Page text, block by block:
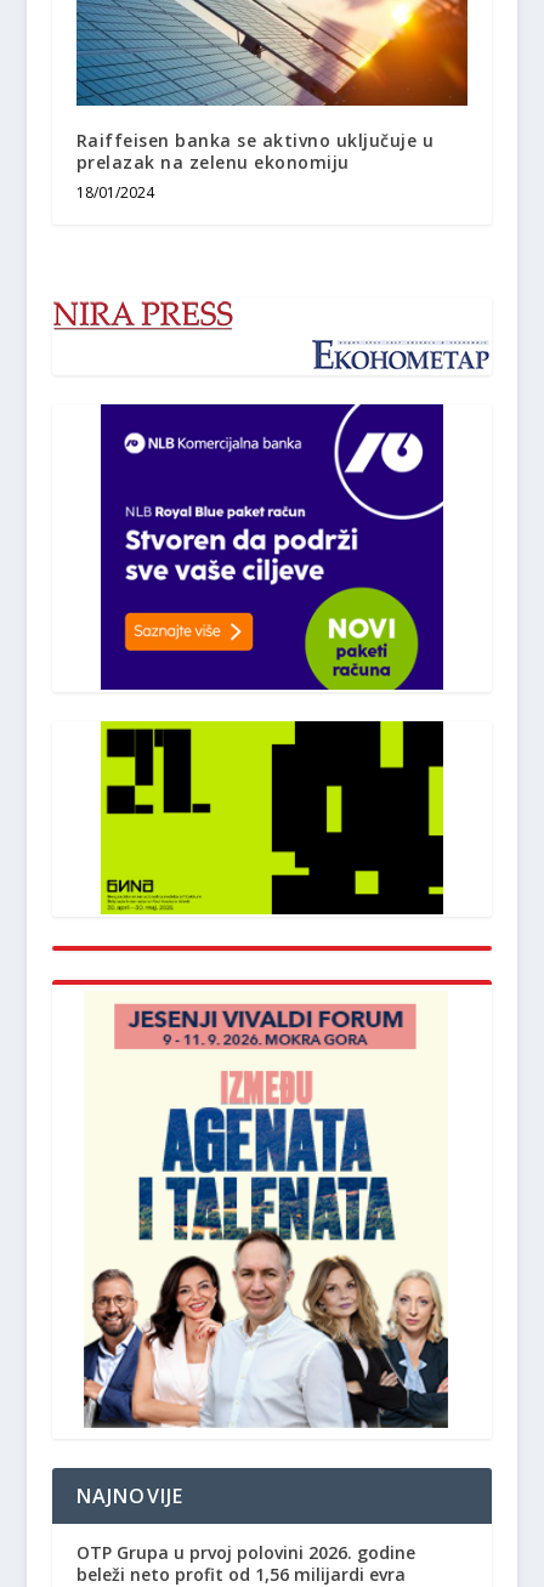
Raiffeisen banka se aktivno uključuje u
prelazak na zelenu ekonomiju
18/01/2024
NAJNOVIJE
OTP Grupa u prvoj polovini 2026. godine
beleži neto profit od 1,56 milijardi evra